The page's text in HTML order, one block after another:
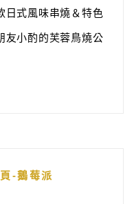
日式風味串燒＆特色
友小酌的芙蓉鳥燒公
-鵝莓派